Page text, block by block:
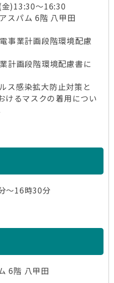
)13:30～16:30
スパム 6階 八甲田
事業計画段階環境配慮
計画段階環境配慮書に
ス感染拡大防止対策と
けるマスクの着用につい
～16時30分
6階 八甲田